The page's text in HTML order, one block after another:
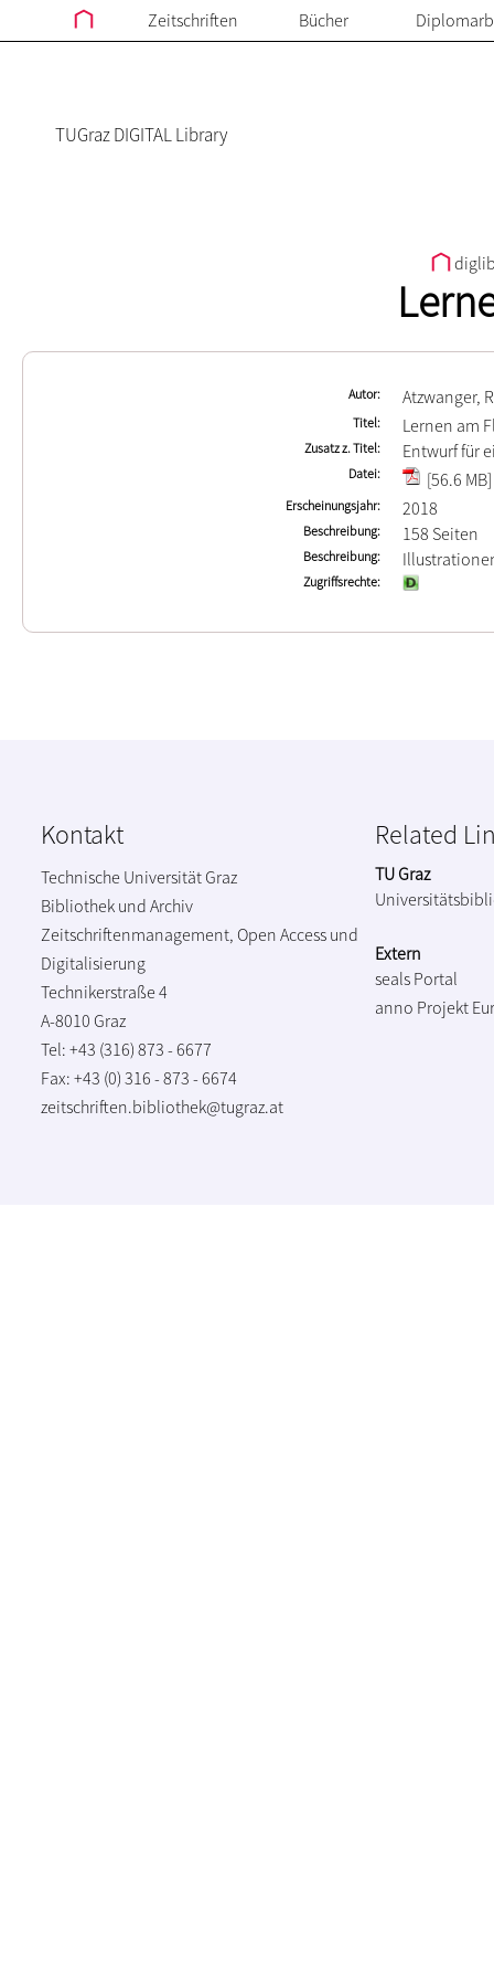
Zeitschriften Bücher
TUGraz DIGITAL Library
Autor Atzwanger,
Titel Lernen am
Zusatz z. Titel Entwurf für
Datei [56.6 MB]
Erscheinungsjahr 2018
Beschreibung 158 Seiten
Beschreibung
Zugriffsrechte
Kontakt
Technische Universität Graz
Bibliothek und Archiv
Zeitschriftenmanagement, Open Access und
Digitalisierung
Technikerstraße 4
A-8010 Graz
Tel: +43 (316) 873 - 6677
Fax: +43 (0) 316 - 873 - 6674
zeitschriften.bibliothek@tugraz.at
Related
TU Graz
Extern
seals Portal
anno Projekt